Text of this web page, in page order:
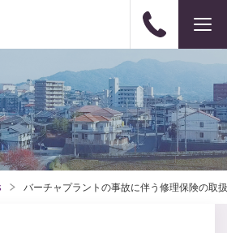
バーチャプラントの事故に伴う修理保険の取